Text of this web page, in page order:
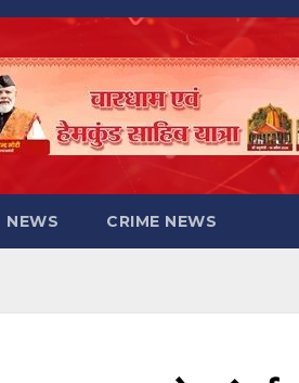
NEWS CRIME NEWS